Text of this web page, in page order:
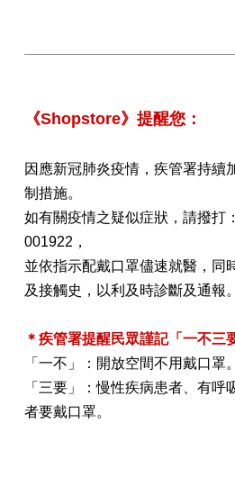
《Shopstore》提醒您：
因應新冠肺炎疫情，疾管署持續
制措施。
如有關疫情之疑似症狀，請撥打
001922，
並依指示配戴口罩儘速就醫，同
及接觸史，以利及時診斷及通報。
＊疾管署提醒民眾謹記「一不三
「一不」：開放空間不用戴口罩。
「三要」：慢性疾病患者、有呼
者要戴口罩。